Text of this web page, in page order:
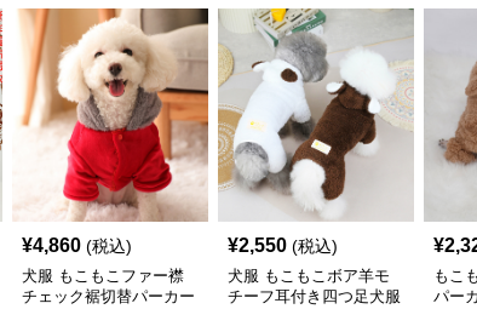
¥4,860 (税込)
犬服 もこもこファー襟
チェック裾切替パーカー
¥2,550 (税込)
犬服 もこもこボア羊モ
チーフ耳付き四つ足犬服
¥
もこ
パー